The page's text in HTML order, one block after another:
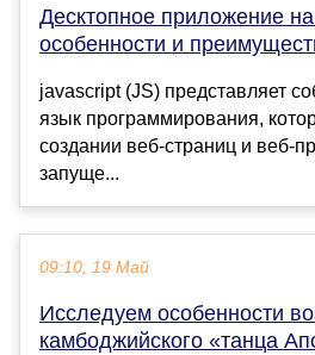
Десктопное приложение
особенности и
jаvascript (JS) представляет
язык программирования,
создании веб-страниц и веб-
запуще...
09:10, 19 Май
Исследуем особенности
камбоджийского «танца